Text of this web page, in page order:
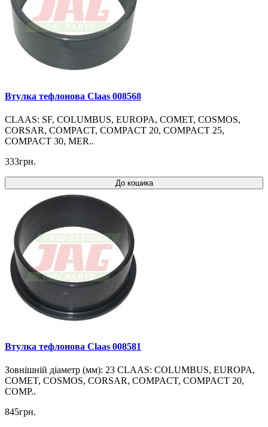
Втулка тефлонова Claas 008568
CLAAS: SF, COLUMBUS, EUROPA, COMET, COSMOS,
CORSAR, COMPACT, COMPACT 20, COMPACT 25,
COMPACT 30, MER..
333грн.
До кошика
Втулка тефлонова Claas 008581
Зовнішній діаметр (мм): 23 CLAAS: COLUMBUS, EUROPA,
COMET, COSMOS, CORSAR, COMPACT, COMPACT 20,
COMP..
845грн.